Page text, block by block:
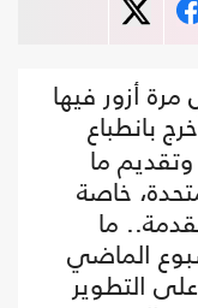
أزور فيها
بانطباع
وتقديم ما
خاصة
ما
الماضي
التطوير